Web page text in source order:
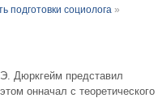
подготовки социолога »
Дюркгейм представил
онначал с теоретического